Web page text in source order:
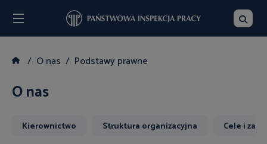
O nas Podstawy prawne
O nas
Kierownictwo Struktura organizacyjna Cele i
Szukaj